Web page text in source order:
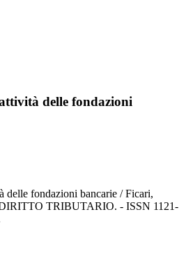
delle fondazioni
delle fondazioni bancarie / Ficari,
TRIBUTARIO. - ISSN 1121-